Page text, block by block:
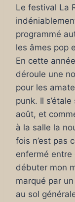
Le festival La
programmé
les âmes pop
En cette
déroule une
pour les
punk. Il
août, et
à la salle la
fois n’est pas
enfermé entre
débuter mon
marqué par
au sol